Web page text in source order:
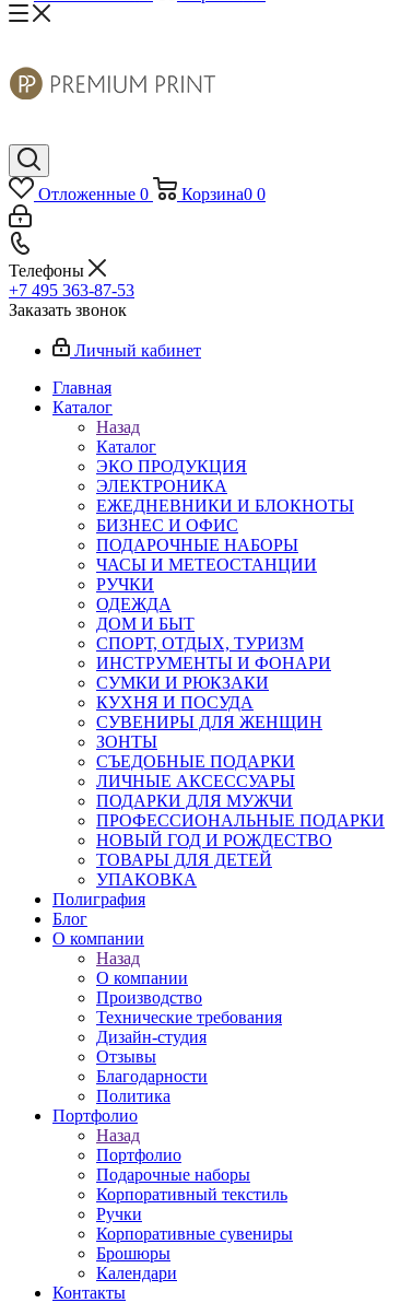
Отложенные 0 Корзина0 0
Телефоны
+7 495 363-87-53
Заказать звонок
Личный кабинет
Главная
Каталог
Назад
Каталог
ЭКО ПРОДУКЦИЯ
ЭЛЕКТРОНИКА
ЕЖЕДНЕВНИКИ И БЛОКНОТЫ
БИЗНЕС И ОФИС
ПОДАРОЧНЫЕ НАБОРЫ
ЧАСЫ И МЕТЕОСТАНЦИИ
РУЧКИ
ОДЕЖДА
ДОМ И БЫТ
СПОРТ, ОТДЫХ, ТУРИЗМ
ИНСТРУМЕНТЫ И ФОНАРИ
СУМКИ И РЮКЗАКИ
КУХНЯ И ПОСУДА
СУВЕНИРЫ ДЛЯ ЖЕНЩИН
ЗОНТЫ
СЪЕДОБНЫЕ ПОДАРКИ
ЛИЧНЫЕ АКСЕССУАРЫ
ПОДАРКИ ДЛЯ МУЖЧИ
ПРОФЕССИОНАЛЬНЫЕ ПОДАРКИ
НОВЫЙ ГОД И РОЖДЕСТВО
ТОВАРЫ ДЛЯ ДЕТЕЙ
УПАКОВКА
Полиграфия
Блог
О компании
Назад
О компании
Производство
Технические требования
Дизайн-студия
Отзывы
Благодарности
Политика
Портфолио
Назад
Портфолио
Подарочные наборы
Корпоративный текстиль
Ручки
Корпоративные сувениры
Брошюры
Календари
Контакты